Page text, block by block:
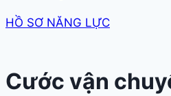
HỒ SƠ NĂNG LỰC
Cước vận